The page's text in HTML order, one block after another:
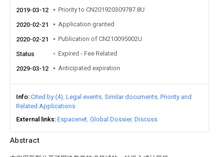
Abstract
2019-03-12
Priority to CN201920309787.8U
2020-02-21 Application granted
2020-02-21 Publication of CN210095002U
Status Expired - Fee Related
2029-03-12 Anticipated expiration
Info Cited by (4) Legal events Similar documents Priority and
Related Applications
External links Espacenet Global Dossier Discuss